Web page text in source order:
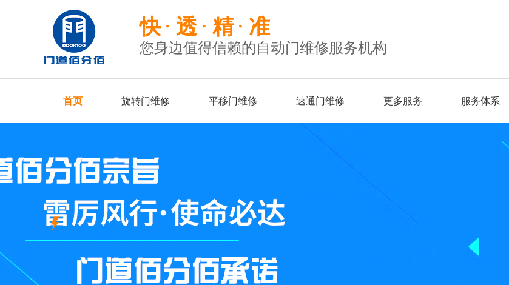
快 透 精 准
您身边值得信赖的自动门维修服务机构
首页 旋转门维修 平移门维修 速通门维修 更多服务 服务体系